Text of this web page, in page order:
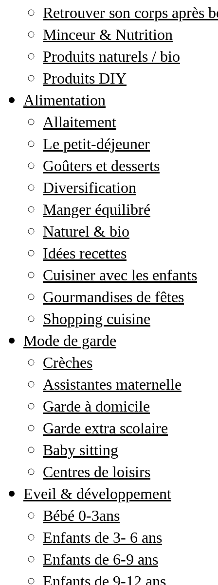
Retrouver son corps après
Minceur & Nutrition
Produits naturels / bio
Produits DIY
Alimentation
Allaitement
Le petit-déjeuner
Goûters et desserts
Diversification
Manger équilibré
Naturel & bio
Idées recettes
Cuisiner avec les enfants
Gourmandises de fêtes
Shopping cuisine
Mode de garde
Crèches
Assistantes maternelle
Garde à domicile
Garde extra scolaire
Baby sitting
Centres de loisirs
Eveil & développement
Bébé 0-3ans
Enfants de 3- 6 ans
Enfants de 6-9 ans
Enfants de 9-12 ans